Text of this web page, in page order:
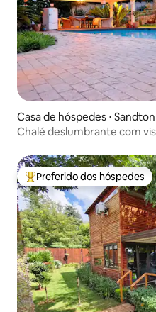
Casa de hóspedes ⋅ Sandton
Chalé deslumbrante com
Entre os melhores
Preferido dos hóspedes